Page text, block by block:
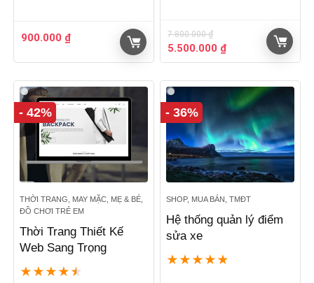
900.000 ₫ 7.800.000₫
Giá
gốc
7.800.000 ₫.
5.500.000 ₫Giá
hiện
là:
5.500.000 ₫.
- 42%
THỜI TRANG, MAY MẶC, MẸ & BÉ,
ĐỒ CHƠI TRẺ EM
Thời Trang Thiết Kế
Web Sang Trọng
★ ★ ★ ★ ★
- 36%
SHOP, MUA BÁN, TMĐT
Hệ thống quản lý điểm
sửa xe
★ ★ ★ ★ ★